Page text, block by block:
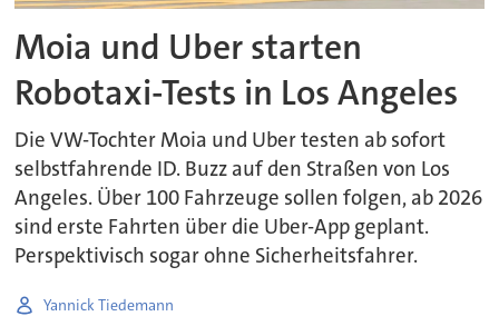
Moia und Uber starten
Robotaxi-Tests in Los Angeles
Die VW-Tochter Moia und Uber testen ab sofort
selbstfahrende ID. Buzz auf den Straßen von Los
Angeles. Über 100 Fahrzeuge sollen folgen, ab 2026
sind erste Fahrten über die Uber-App geplant.
Perspektivisch sogar ohne Sicherheitsfahrer.
Yannick Tiedemann